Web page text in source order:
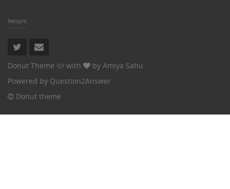
İletişim
Donut Theme with by Amiya Sahu
Powered by Question2Answer
Donut theme